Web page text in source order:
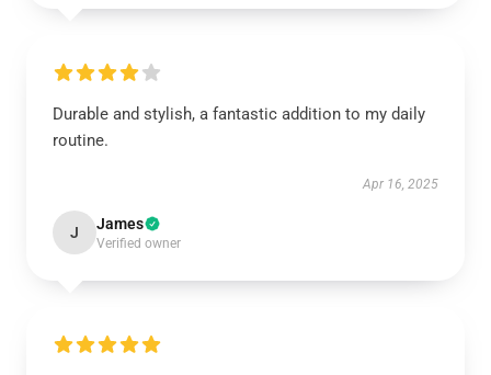
Durable and stylish, a fantastic addition to my daily
routine.
Apr 16, 2025
J James
Verified owner